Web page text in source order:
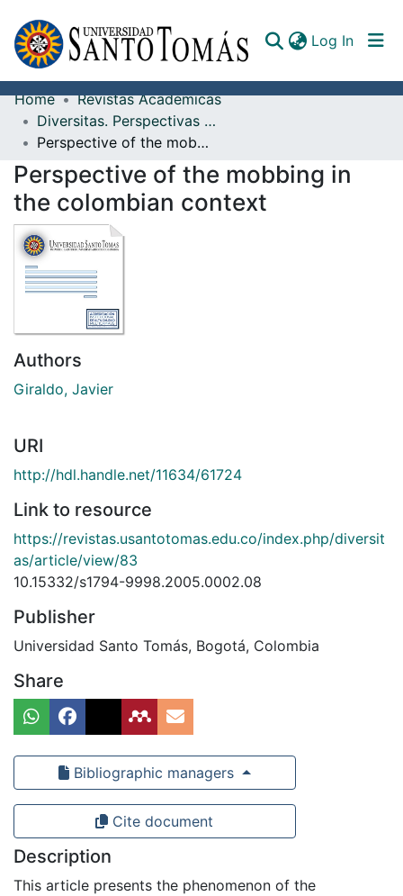
Log In
Communities & Collections
All of DSpace
Documents
Home
Revistas Académicas
Diversitas. Perspectivas en Psicología
Perspective of the mobbing in the colombian context
Perspective of the mobbing in
the colombian context
Authors
Giraldo, Javier
URI
http://hdl.handle.net/11634/61724
Link to resource
https://revistas.usantotomas.edu.co/index.php/diversit
as/article/view/83
10.15332/s1794-9998.2005.0002.08
Publisher
Universidad Santo Tomás, Bogotá, Colombia
Share
Bibliographic managers
Cite document
Description
This article presents the phenomenon of the